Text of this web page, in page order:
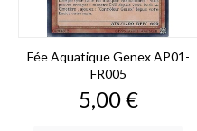
Fée Aquatique Genex AP01-
FR005
Prix
5,00 €